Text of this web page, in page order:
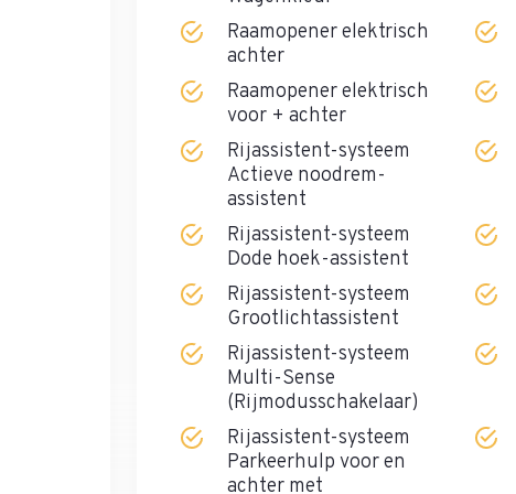
Raamopener elektrisch
achter
Raamopener elektrisch
voor + achter
Rijassistent-systeem
Actieve noodrem-
assistent
Rijassistent-systeem
Dode hoek-assistent
Rijassistent-systeem
Grootlichtassistent
Rijassistent-systeem
Multi-Sense
(Rijmodusschakelaar)
Rijassistent-systeem
Parkeerhulp voor en
achter met